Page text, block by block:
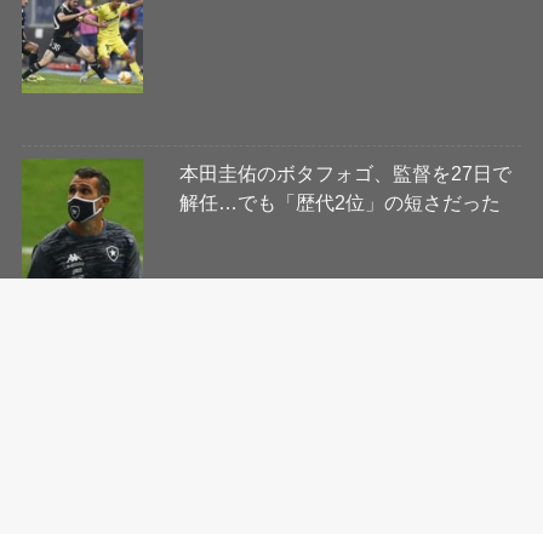
本田圭佑のボタフォゴ、監督を27日で
解任…でも「歴代2位」の短さだった